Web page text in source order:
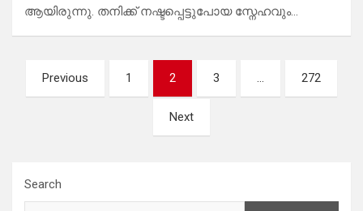
ആയിരുന്നു. തനിക്ക് നഷ്ടപ്പെട്ടുപോയ സ്നേഹവും…
Posts
pagination
Previous 1 2 3 … 272
Next
Search